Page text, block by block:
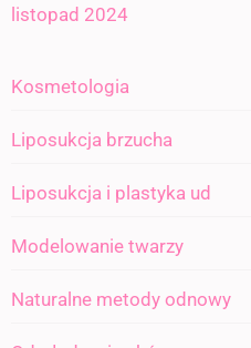
listopad 2024
Kosmetologia
Liposukcja brzucha
Liposukcja i plastyka ud
Modelowanie twarzy
Naturalne metody odnowy